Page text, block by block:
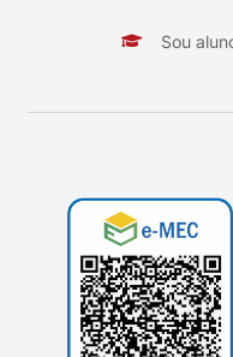
Sou